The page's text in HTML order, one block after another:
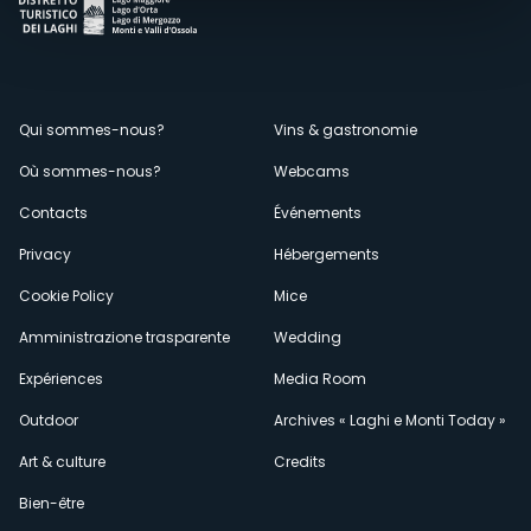
Menù
secondario
Qui sommes-nous?
Où sommes-nous?
Contacts
Privacy
Cookie Policy
Amministrazione trasparente
Expériences
Outdoor
Art & culture
Bien-être
Vins & gastronomie
Webcams
Événements
Hébergements
Mice
Wedding
Media Room
Archives « Laghi e Monti Today »
Credits